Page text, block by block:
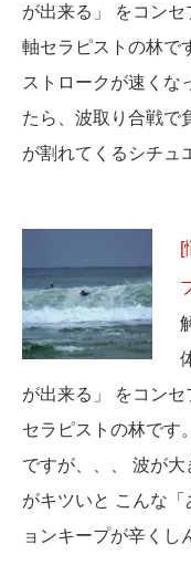
が出来る」 をコン
軸セラピストの林で
ストロークが速くな
たら、波取り合戦で
が割れてくるシチュ
[
が出来る」 をコン
セラピストの林です
ですが、、、 波が
がキツいと こんな
ョンキープが辛くし